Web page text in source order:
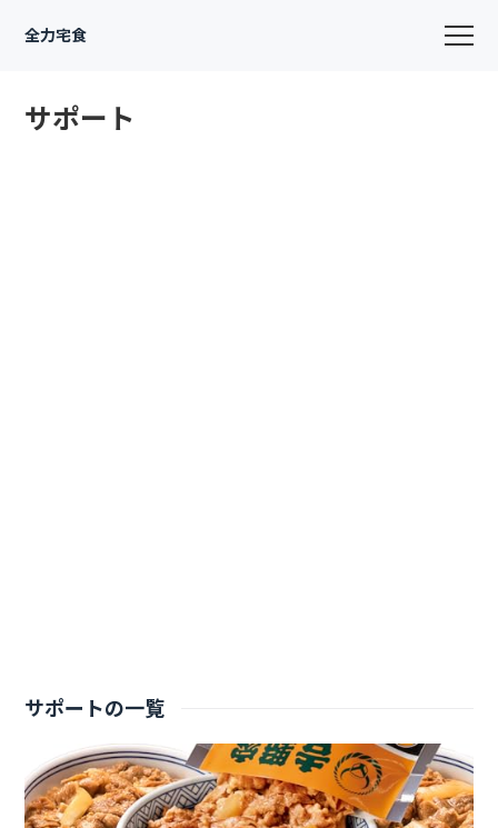
全力宅食
サポート
サポートの一覧